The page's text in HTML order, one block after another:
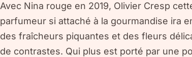
Avec Nina rouge en 2019, Olivier Cresp
parfumeur si attaché à la gourmandise ira
des fraîcheurs piquantes et des fleurs
de contrastes. Qui plus est porté par une